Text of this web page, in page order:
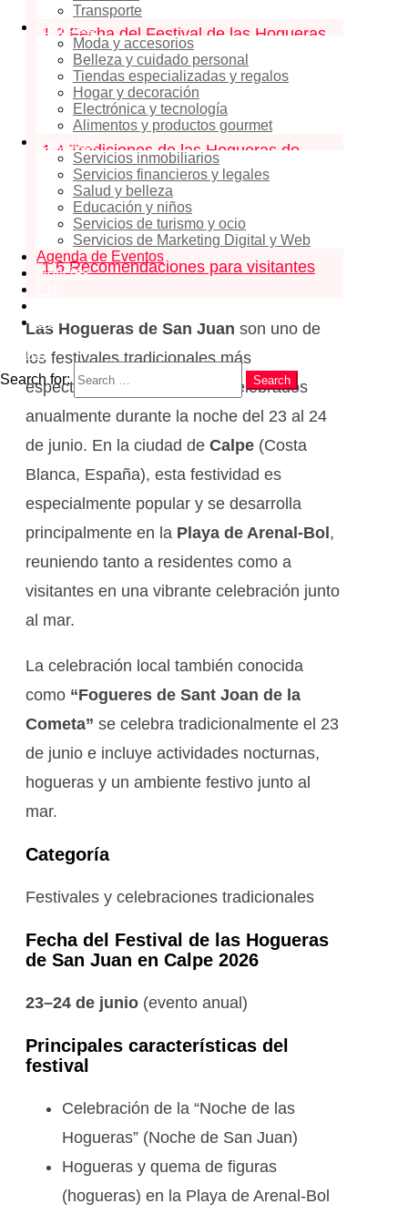
Transporte
Compras
Moda y accesorios
Belleza y cuidado personal
Tiendas especializadas y regalos
Hogar y decoración
Electrónica y tecnología
Alimentos y productos gourmet
Servicios
Servicios inmobiliarios
Servicios financieros y legales
Salud y belleza
Educación y niños
Servicios de turismo y ocio
Servicios de Marketing Digital y Web
Agenda de Eventos
Noticias
ES
Search
Search for:
Search
1.1 Categoría
1.2 Fecha del Festival de las Hogueras
de San Juan en Calpe 2026
1.3 Principales características del
festival
1.4 Tradiciones de las Hogueras de
San Juan
1.5 Programa (basado en años
anteriores)
1.6 Recomendaciones para visitantes
Las Hogueras de San Juan son uno de
los festivales tradicionales más
espectaculares de España, celebrados
anualmente durante la noche del 23 al 24
de junio. En la ciudad de Calpe (Costa
Blanca, España), esta festividad es
especialmente popular y se desarrolla
principalmente en la Playa de Arenal-Bol ,
reuniendo tanto a residentes como a
visitantes en una vibrante celebración junto
al mar.
La celebración local también conocida
como “Fogueres de Sant Joan de la
Cometa” se celebra tradicionalmente el 23
de junio e incluye actividades nocturnas,
hogueras y un ambiente festivo junto al
mar.
Categoría
Festivales y celebraciones tradicionales
Fecha del Festival de las Hogueras
de San Juan en Calpe 2026
23–24 de junio (evento anual)
Principales características del
festival
Celebración de la “Noche de las
Hogueras” (Noche de San Juan)
Hogueras y quema de figuras
(hogueras) en la Playa de Arenal-Bol